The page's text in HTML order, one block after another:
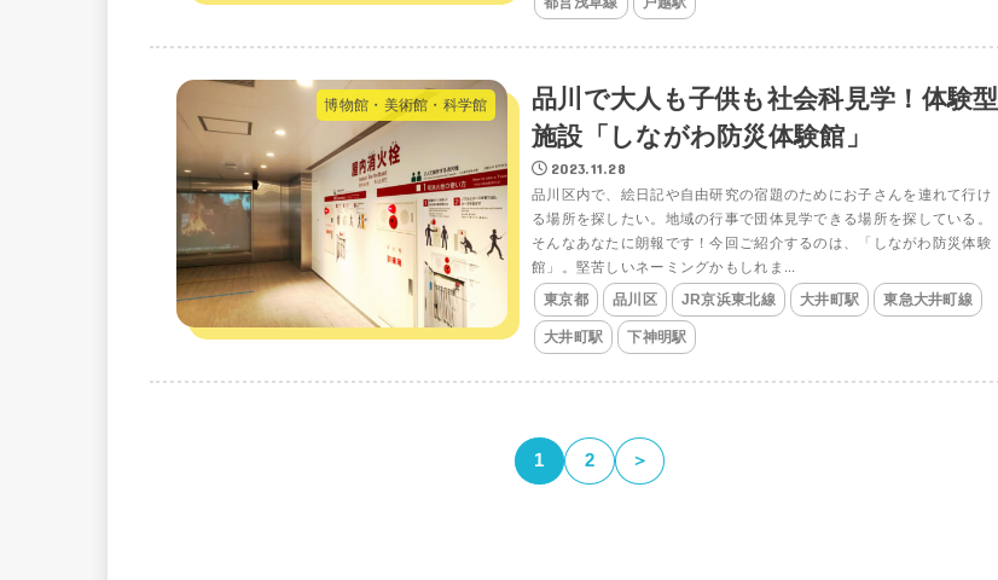
博物館・美術館・科学館
品川で大人も子供も社会科見学！体験型
施設「しながわ防災体験館」
2023.11.28
品川区内で、絵日記や自由研究の宿題のためにお子さんを連れて行け
る場所を探したい。地域の行事で団体見学できる場所を探している。
そんなあなたに朗報です！今回ご紹介するのは、「しながわ防災体験
館」。堅苦しいネーミングかもしれま...
東京都 品川区 JR京浜東北線 大井町駅 東急大井町線
大井町駅 下神明駅
1 2 ＞